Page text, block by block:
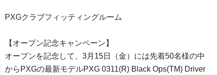
PXGクラブフィッティングルーム
【オープン記念キャンペーン】
オープンを記念して、3月15日（金）には先着50名様の中
からPXGの最新モデルPXG 0311(R) Black Ops(TM) Driver